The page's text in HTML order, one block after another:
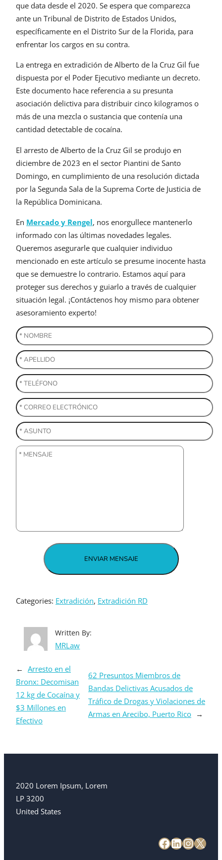
que data desde el 2020. Se espera que comparezca
ante un Tribunal de Distrito de Estados Unidos,
específicamente en el Distrito Sur de la Florida, para
enfrentar los cargos en su contra.
La entrega en extradición de Alberto de la Cruz Gil fue
dispuesta por el Poder Ejecutivo mediante un decreto.
Este documento hace referencia a su presunta
asociación delictiva para distribuir cinco kilogramos o
más de una mezcla o sustancia que contenía una
cantidad detectable de cocaína.
El arresto de Alberto de la Cruz Gil se produjo en
diciembre de 2023 en el sector Piantini de Santo
Domingo, en cumplimiento de una resolución dictada
por la Segunda Sala de la Suprema Corte de Justicia de
la República Dominicana.
En Mercado y Rengel, nos enorgullece mantenerlo
informado con las últimas novedades legales.
Queremos asegurarle que cualquier individuo
mencionado en este artículo se presume inocente hasta
que se demuestre lo contrario. Estamos aquí para
proteger sus derechos y guiarlo a través de cualquier
situación legal. ¡Contáctenos hoy mismo para obtener
asesoramiento experto!
Categories: Extradición, Extradición RD
Written By:
MRLaw
← Arresto en el
Bronx: Decomisan
12 kg de Cocaína y
$3 Millones en
Efectivo
62 Presuntos Miembros de
Bandas Delictivas Acusados de
Tráfico de Drogas y Violaciones de
Armas en Arecibo, Puerto Rico →
2020 Lorem Ipsum, Lorem
LP 3200
United States